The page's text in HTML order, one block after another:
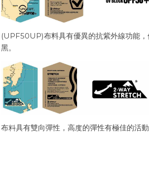
(UPF50UP)布料具有優異的抗紫外線功能
黑。
布料具有雙向彈性，高度的彈性有極佳的活